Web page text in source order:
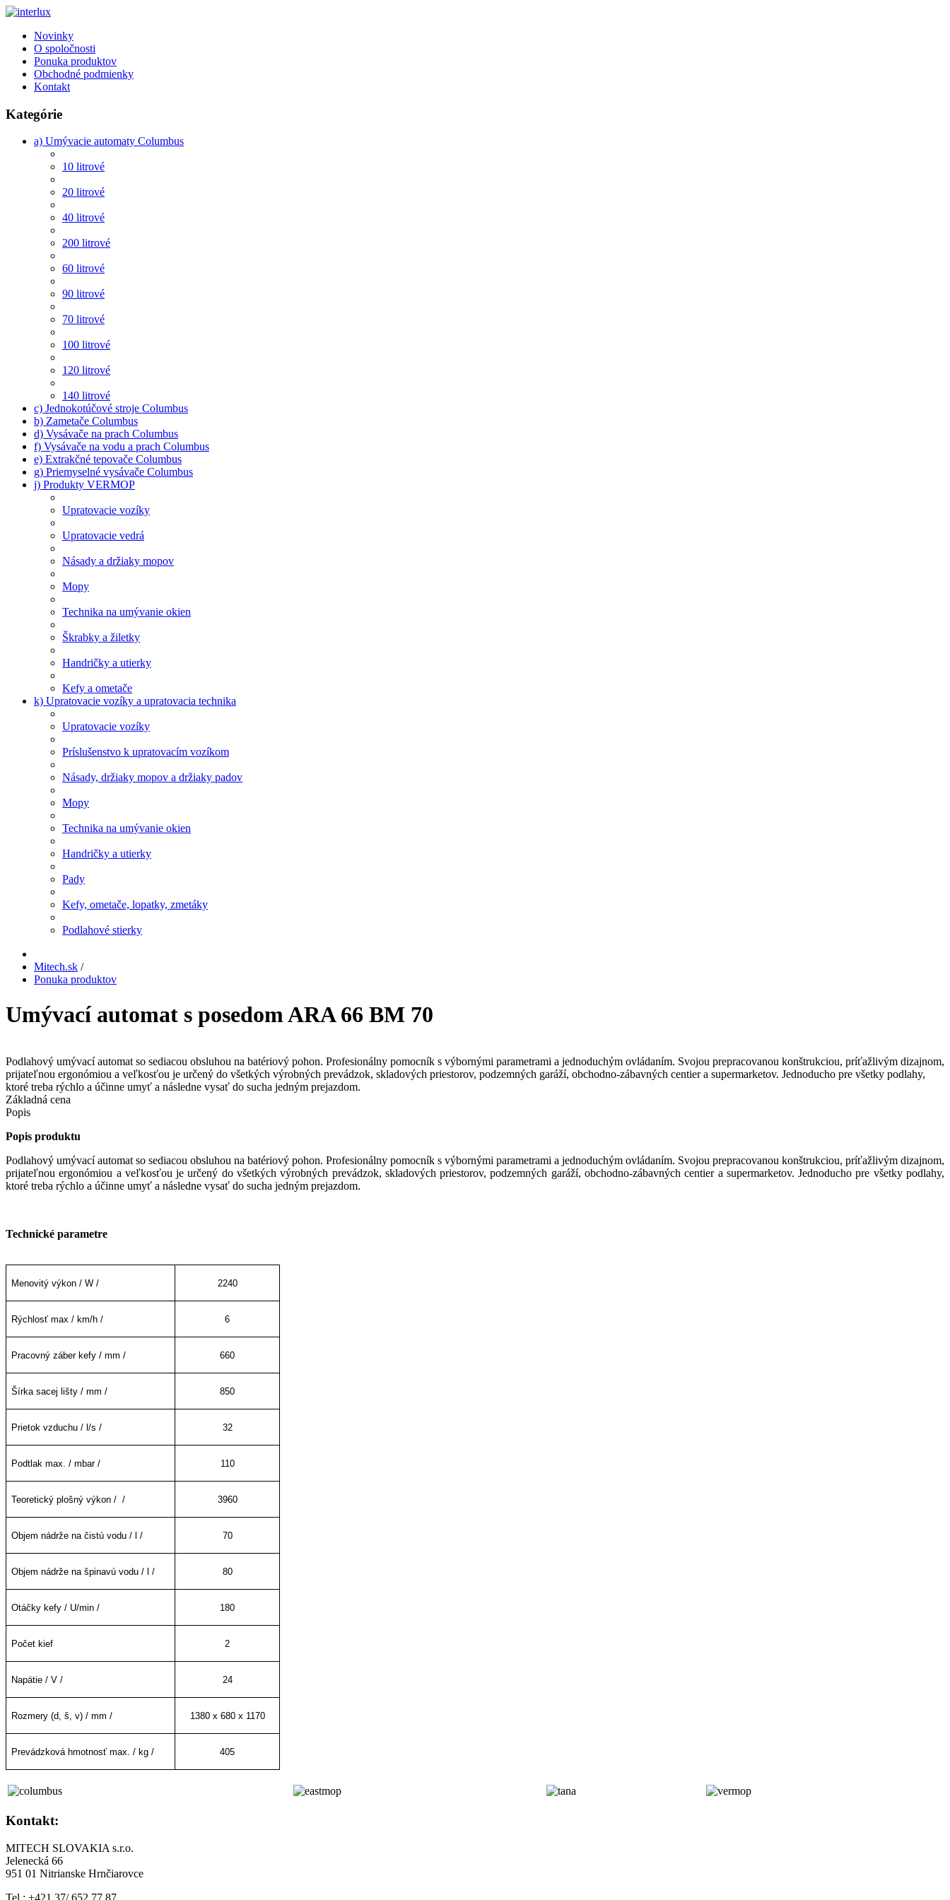
Novinky
O spoločnosti
Ponuka produktov
Obchodné podmienky
Kontakt
Kategórie
a) Umývacie automaty Columbus
10 litrové
20 litrové
40 litrové
200 litrové
60 litrové
90 litrové
70 litrové
100 litrové
120 litrové
140 litrové
c) Jednokotúčové stroje Columbus
b) Zametače Columbus
d) Vysávače na prach Columbus
f) Vysávače na vodu a prach Columbus
e) Extrakčné tepovače Columbus
g) Priemyselné vysávače Columbus
j) Produkty VERMOP
Upratovacie vozíky
Upratovacie vedrá
Násady a držiaky mopov
Mopy
Technika na umývanie okien
Škrabky a žiletky
Handričky a utierky
Kefy a ometače
k) Upratovacie vozíky a upratovacia technika
Upratovacie vozíky
Príslušenstvo k upratovacím vozíkom
Násady, držiaky mopov a držiaky padov
Mopy
Technika na umývanie okien
Handričky a utierky
Pady
Kefy, ometače, lopatky, zmetáky
Podlahové stierky
Mitech.sk /
Ponuka produktov
Umývací automat s posedom ARA 66 BM 70
Podlahový umývací automat so sediacou obsluhou na batériový pohon. Profesionálny pomocník s výbornými parametrami a jednoduchým ovládaním. Svojou prepracovanou konštrukciou, príťažlivým dizajnom,
prijateľnou ergonómiou a veľkosťou je určený do všetkých výrobných prevádzok, skladových priestorov, podzemných garáží, obchodno-zábavných centier a supermarketov. Jednoducho pre všetky podlahy,
ktoré treba rýchlo a účinne umyť a následne vysať do sucha jedným prejazdom.
Základná cena
Popis
Popis produktu
Podlahový umývací automat so sediacou obsluhou na batériový pohon. Profesionálny pomocník s výbornými parametrami a jednoduchým ovládaním. Svojou prepracovanou konštrukciou, príťažlivým dizajnom,
prijateľnou ergonómiou a veľkosťou je určený do všetkých výrobných prevádzok, skladových priestorov, podzemných garáží, obchodno-zábavných centier a supermarketov. Jednoducho pre všetky podlahy,
ktoré treba rýchlo a účinne umyť a následne vysať do sucha jedným prejazdom.
Technické parametre
Menovitý výkon / W / 2240
Rýchlosť max / km/h / 6
Pracovný záber kefy / mm / 660
Šírka sacej lišty / mm / 850
Prietok vzduchu / l/s / 32
Podtlak max. / mbar / 110
Teoretický plošný výkon / / 3960
Objem nádrže na čistú vodu / l / 70
Objem nádrže na špinavú vodu / l / 80
Otáčky kefy / U/min / 180
Počet kief 2
Napätie / V / 24
Rozmery (d, š, v) / mm / 1380 x 680 x 1170
Prevádzková hmotnosť max. / kg / 405
Kontakt:
MITECH SLOVAKIA s.r.o.
Jelenecká 66
951 01 Nitrianske Hrnčiarovce
Tel.: +421 37/ 652 77 87